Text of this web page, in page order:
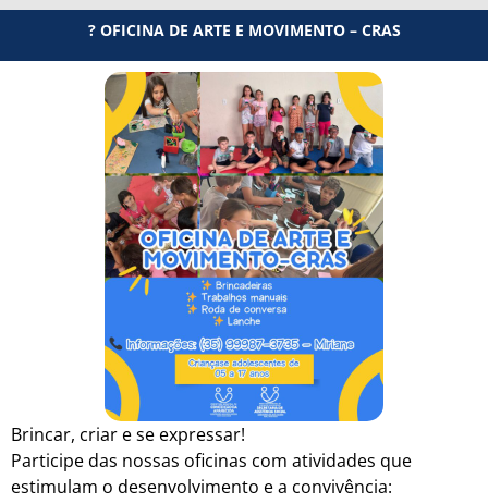
? OFICINA DE ARTE E MOVIMENTO – CRAS
Brincar, criar e se expressar!
Participe das nossas oficinas com atividades que
estimulam o desenvolvimento e a convivência: